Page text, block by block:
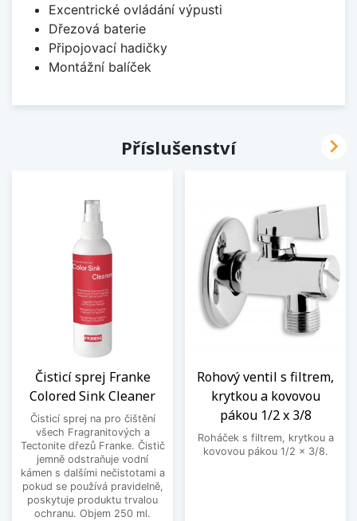
Excentrické ovládání výpusti
Dřezová baterie
Připojovací hadičky
Montážní balíček
Příslušenství
Čisticí sprej Franke
Colored Sink Cleaner
Čisticí sprej na pro čištění
všech Fragranitových a
Tectonite dřezů Franke. Čistič
jemně odstraňuje vodní
kámen s dalšími nečistotami a
pokud se používá pravidelně,
poskytuje produktu trvalou
ochranu. Objem 250 ml.
Rohový ventil s filtrem,
krytkou a kovovou
pákou 1/2 x 3/8
Roháček s filtrem, krytkou a
kovovou pákou 1/2 x 3/8.
